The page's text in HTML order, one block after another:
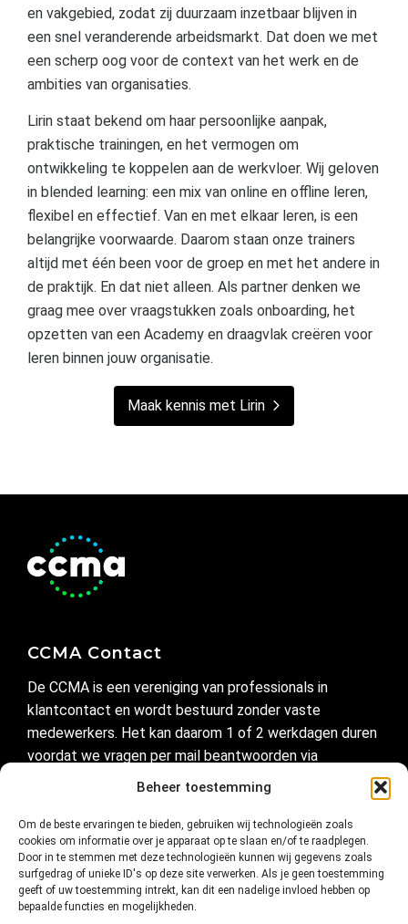
Beheer toestemming
Om de beste ervaringen te bieden, gebruiken wij technologieën zoals
cookies om informatie over je apparaat op te slaan en/of te raadplegen.
Door in te stemmen met deze technologieën kunnen wij gegevens zoals
surfgedrag of unieke ID's op deze site verwerken. Als je geen toestemming
geeft of uw toestemming intrekt, kan dit een nadelige invloed hebben op
bepaalde functies en mogelijkheden.
en vakgebied, zodat zij duurzaam inzetbaar blijven in
een snel veranderende arbeidsmarkt. Dat doen we met
een scherp oog voor de context van het werk en de
ambities van organisaties.
Lirin staat bekend om haar persoonlijke aanpak,
praktische trainingen, en het vermogen om
ontwikkeling te koppelen aan de werkvloer. Wij geloven
in blended learning: een mix van online en offline leren,
flexibel en effectief. Van en met elkaar leren, is een
belangrijke voorwaarde. Daarom staan onze trainers
altijd met één been voor de groep en met het andere in
de praktijk. En dat niet alleen. Als partner denken we
graag mee over vraagstukken zoals onboarding, het
opzetten van een Academy en draagvlak creëren voor
leren binnen jouw organisatie.
Maak kennis met Lirin
CCMA Contact
De CCMA is een vereniging van professionals in
klantcontact en wordt bestuurd zonder vaste
medewerkers. Het kan daarom 1 of 2 werkdagen duren
voordat we vragen per mail beantwoorden via
secretariaat@ccma.nl
Handig
Privacyverklaring
Cookie-instellingen
Cookiebeleid (EU)